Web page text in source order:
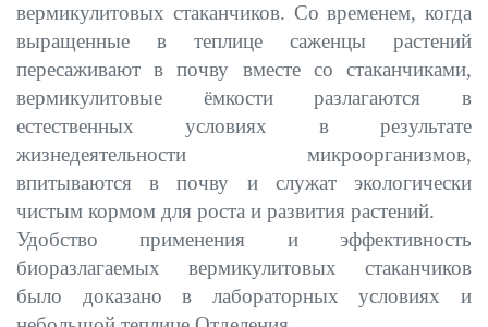
вермикулитовых стаканчиков. Со временем, когда
выращенные в теплице саженцы растений
пересаживают в почву вместе со стаканчиками,
вермикулитовые ёмкости разлагаются в
естественных условиях в результате
жизнедеятельности микроорганизмов,
впитываются в почву и служат экологически
чистым кормом для роста и развития растений.
Удобство применения и эффективность
биоразлагаемых вермикулитовых стаканчиков
было доказано в лабораторных условиях и